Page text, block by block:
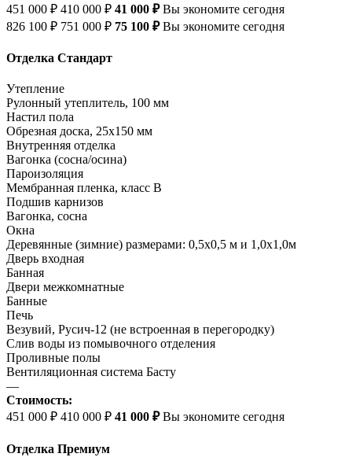
451 000 ₽ 410 000 ₽ 41 000 ₽Вы экономите сегодня
826 100 ₽ 751 000 ₽ 75 100 ₽Вы экономите сегодня
Отделка Стандарт
Утепление
Рулонный утеплитель, 100 мм
Настил пола
Обрезная доска, 25х150 мм
Внутренняя отделка
Вагонка (сосна/осина)
Пароизоляция
Мембранная пленка, класс В
Подшив карнизов
Вагонка, сосна
Окна
Деревянные (зимние) размерами: 0,5х0,5 м и 1,0х1,0м
Дверь входная
Банная
Двери межкомнатные
Банные
Печь
Везувий, Русич-12 (не встроенная в перегородку)
Слив воды из помывочного отделения
Проливные полы
Вентиляционная система Басту
—
Стоимость:
451 000 ₽ 410 000 ₽ 41 000 ₽Вы экономите сегодня
Отделка Премиум